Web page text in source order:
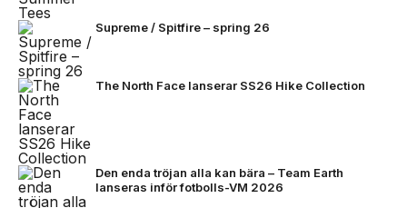
Supreme / Spitfire – spring 26
The North Face lanserar SS26 Hike Collection
Den enda tröjan alla kan bära – Team Earth
lanseras inför fotbolls-VM 2026